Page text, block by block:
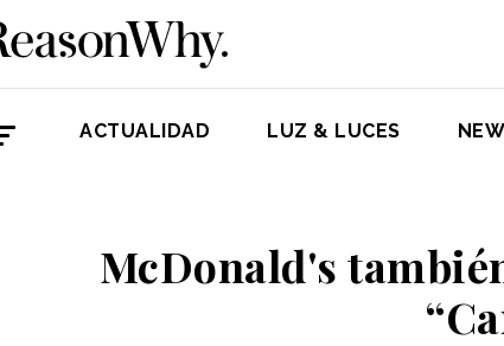
ACTUALIDAD LUZ & LUCES
McDonald's